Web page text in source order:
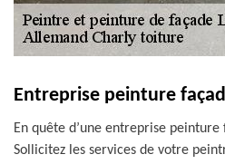
Entreprise peinture
En quête d’une entreprise peinture
Sollicitez les services de votre